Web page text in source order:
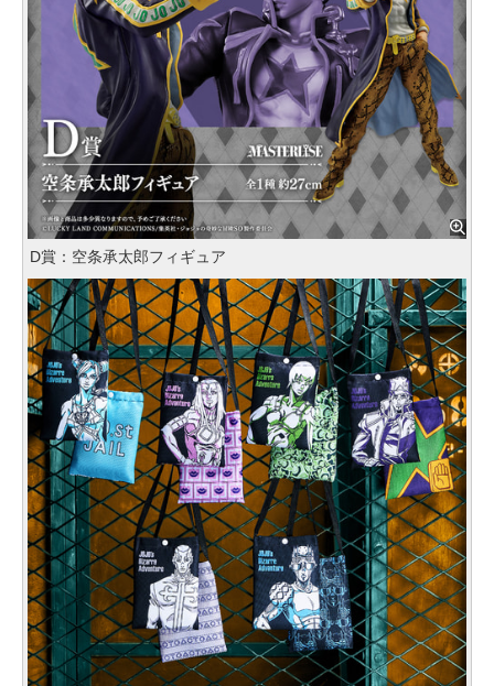
D賞：空条承太郎フィギュア